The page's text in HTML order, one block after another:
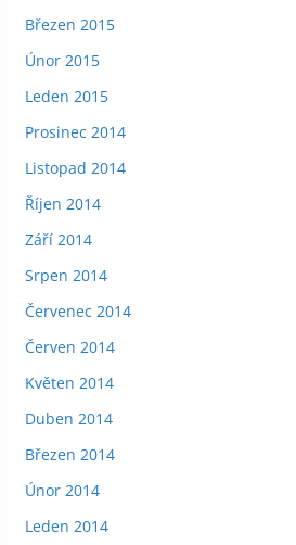
Březen 2015
Únor 2015
Leden 2015
Prosinec 2014
Listopad 2014
Říjen 2014
Září 2014
Srpen 2014
Červenec 2014
Červen 2014
Květen 2014
Duben 2014
Březen 2014
Únor 2014
Leden 2014